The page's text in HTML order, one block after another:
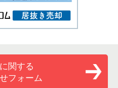
関する
フォーム